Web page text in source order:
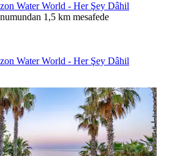
Water World - Her Şey Dâhil
1,5 km mesafede
Water World - Her Şey Dâhil